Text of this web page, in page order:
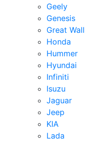
Geely
Genesis
Great Wall
Honda
Hummer
Hyundai
Infiniti
Isuzu
Jaguar
Jeep
KIA
Lada